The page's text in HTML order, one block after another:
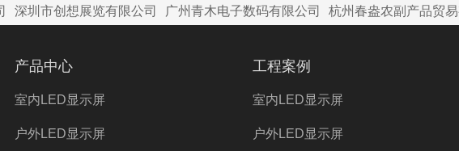
深圳市创想展览有限公司 广州青木电子数码有限公司 杭州春盎农副产品贸
产品中心
室内LED显示屏
户外LED显示屏
工程案例
室内LED显示屏
户外LED显示屏